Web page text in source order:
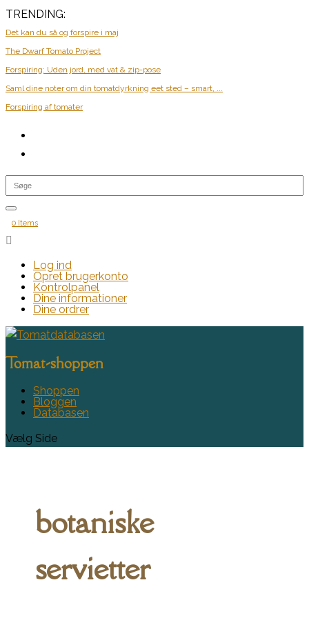
TRENDING:
Det kan du så og forspire i maj
The Dwarf Tomato Project
Forspiring: Uden jord, med vat & zip-pose
Saml dine noter om din tomatdyrkning eet sted – smart, ...
Forspiring af tomater
0 Items

Log ind
Opret brugerkonto
Kontrolpanel
Dine informationer
Dine ordrer
Tomat-shoppen
Shoppen
Bloggen
Databasen
Vælg Side
botaniske
servietter